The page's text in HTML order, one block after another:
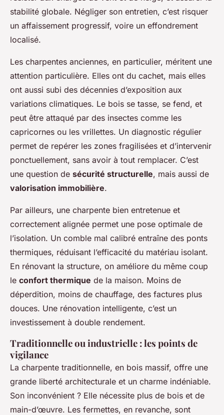
stabilité globale. Négliger son entretien, c’est risquer
un affaissement progressif, voire un effondrement
localisé.
Les charpentes anciennes, en particulier, méritent une
attention particulière. Elles ont du cachet, mais elles
ont aussi subi des décennies d’exposition aux
variations climatiques. Le bois se tasse, se fend, et
peut être attaqué par des insectes comme les
capricornes ou les vrillettes. Un diagnostic régulier
permet de repérer les zones fragilisées et d’intervenir
ponctuellement, sans avoir à tout remplacer. C’est
une question de sécurité structurelle, mais aussi de
valorisation immobilière.
Par ailleurs, une charpente bien entretenue et
correctement alignée permet une pose optimale de
l’isolation. Un comble mal calibré entraîne des ponts
thermiques, réduisant l’efficacité du matériau isolant.
En rénovant la structure, on améliore du même coup
le confort thermique de la maison. Moins de
déperdition, moins de chauffage, des factures plus
douces. Une rénovation intelligente, c’est un
investissement à double rendement.
Traditionnelle ou industrielle : les points de
vigilance
La charpente traditionnelle, en bois massif, offre une
grande liberté architecturale et un charme indéniable.
Son inconvénient ? Elle nécessite plus de bois et de
main-d’œuvre. Les fermettes, en revanche, sont